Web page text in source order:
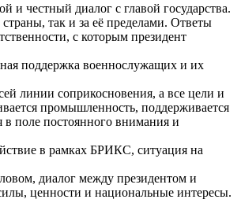
и честный диалог с главой государства.
так и за её пределами. Ответы
с которым президент
поддержка военнослужащих и их
линии соприкосновения, а все цели и
промышленность, поддерживается
в поле постоянного внимания и
в рамках БРИКС, ситуация на
диалог между президентом и
ценности и национальные интересы.